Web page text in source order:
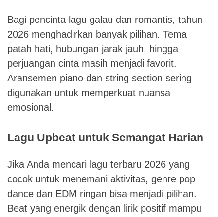
Bagi pencinta lagu galau dan romantis, tahun
2026 menghadirkan banyak pilihan. Tema
patah hati, hubungan jarak jauh, hingga
perjuangan cinta masih menjadi favorit.
Aransemen piano dan string section sering
digunakan untuk memperkuat nuansa
emosional.
Lagu Upbeat untuk Semangat Harian
Jika Anda mencari lagu terbaru 2026 yang
cocok untuk menemani aktivitas, genre pop
dance dan EDM ringan bisa menjadi pilihan.
Beat yang energik dengan lirik positif mampu